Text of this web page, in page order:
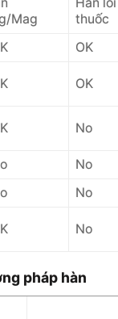
Mag
thuốc
OK
OK
No
No
No
No
pháp hàn